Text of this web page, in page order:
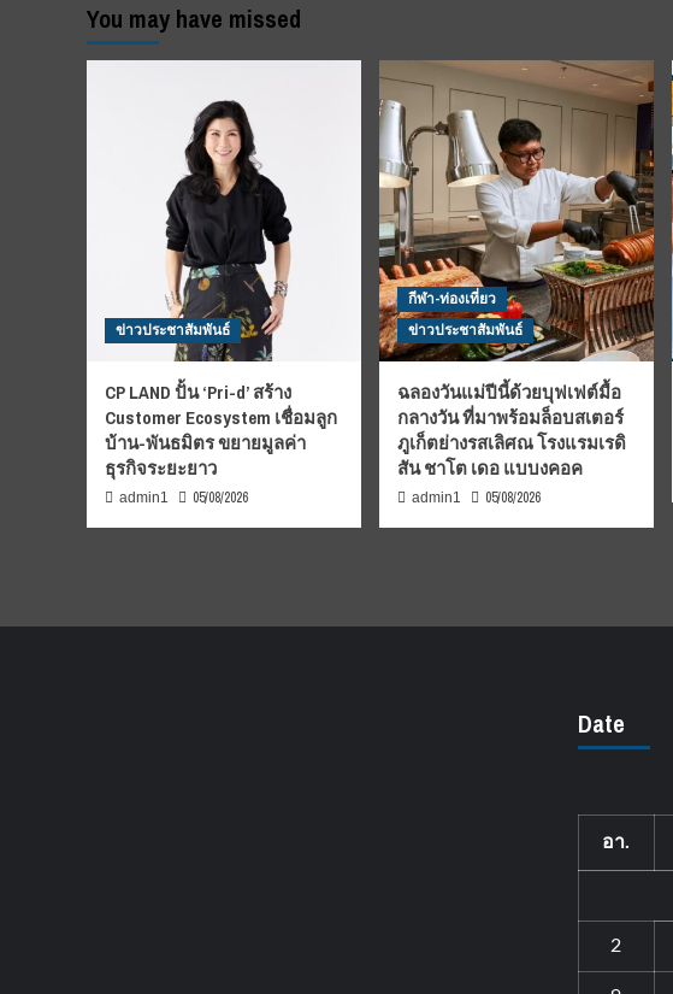
You may have missed
ข่าวประชาสัมพันธ์
CP LAND ปั้น ‘Pri-d’ สร้าง
Customer Ecosystem เชื่อมลูก
บ้าน-พันธมิตร ขยายมูลค่า
ธุรกิจระยะยาว
admin1 05/08/2026
กีฬา-ท่องเที่ยว
ข่าวประชาสัมพันธ์
ฉลองวันแม่ปีนี้ด้วยบุฟเฟต์มื้อ
กลางวัน ที่มาพร้อมล็อบสเตอร์
ภูเก็ตย่างรสเลิศณ โรงแรมเรดิ
สัน ชาโต เดอ แบบงคอค
admin1 05/08/2026
Date
อา.
2